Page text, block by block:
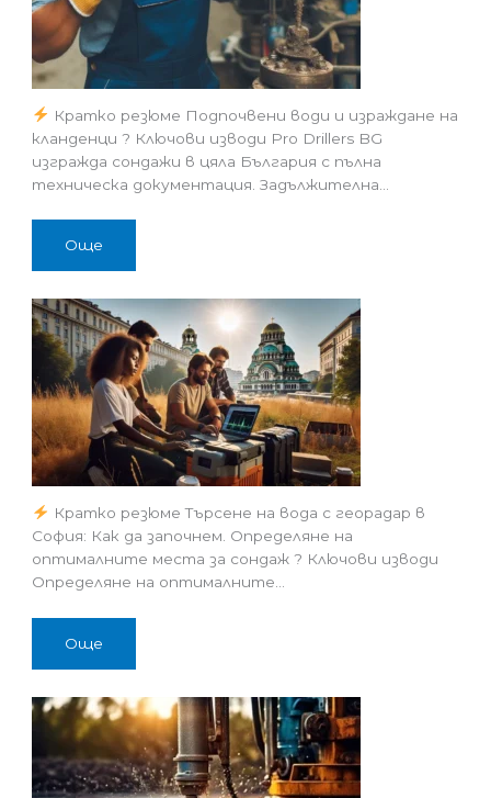
Кратко резюме Подпочвени води и израждане на
кланденци ? Ключови изводи Pro Drillers BG
изгражда сондажи в цяла България с пълна
техническа документация. Задължителна…
Още
Кратко резюме Търсене на вода с георадар в
София: Как да започнем. Определяне на
оптималните места за сондаж ? Ключови изводи
Определяне на оптималните…
Още